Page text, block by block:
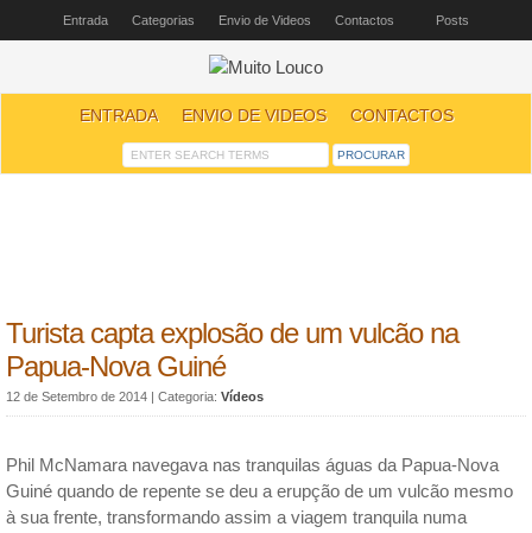
Entrada Categorias Envio de Videos Contactos Posts
ENTRADA ENVIO DE VIDEOS CONTACTOS
Turista capta explosão de um vulcão na
Papua-Nova Guiné
12 de Setembro de 2014 | Categoria: Vídeos
Phil McNamara navegava nas tranquilas águas da Papua-Nova
Guiné quando de repente se deu a erupção de um vulcão mesmo
à sua frente, transformando assim a viagem tranquila numa